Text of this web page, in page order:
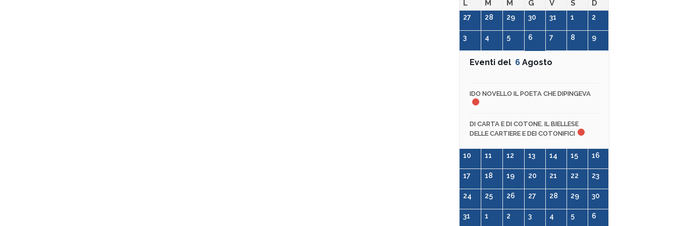
L M M G V S D
27 28 29 30 31 1 2
3 4 5 6 7 8 9
Eventi del 6Agosto
IDO NOVELLO IL POETA CHE DIPINGEVA
DI CARTA E DI COTONE. IL BIELLESE
DELLE CARTIERE E DEI COTONIFICI
10 11 12 13 14 15 16
17 18 19 20 21 22 23
24 25 26 27 28 29 30
31 1 2 3 4 5 6